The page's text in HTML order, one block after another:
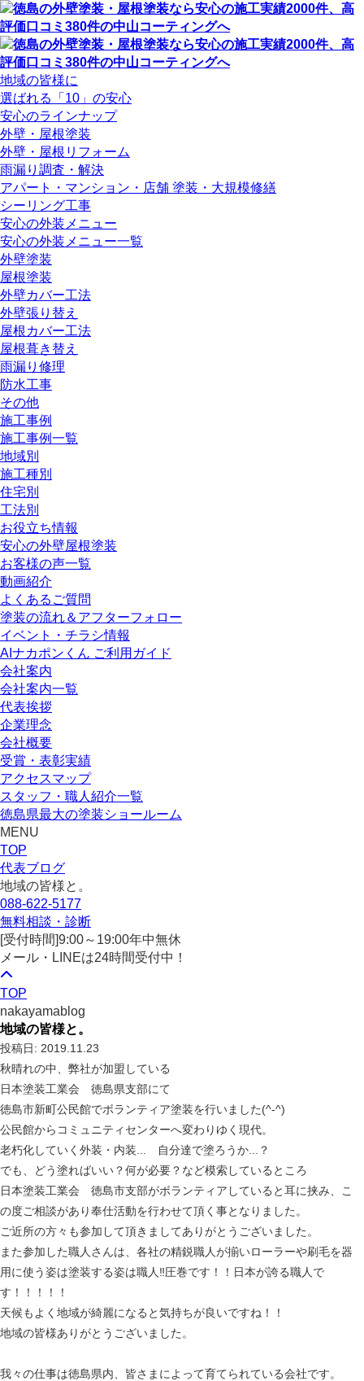
地域の皆様に
選ばれる「10」の安心
安心のラインナップ
外壁・屋根塗装
外壁・屋根リフォーム
雨漏り調査・解決
アパート・マンション・店舗 塗装・大規模修繕
シーリング工事
安心の外装メニュー
安心の外装メニュー一覧
外壁塗装
屋根塗装
外壁カバー工法
外壁張り替え
屋根カバー工法
屋根葺き替え
雨漏り修理
防水工事
その他
施工事例
施工事例一覧
地域別
施工種別
住宅別
工法別
お役立ち情報
安心の外壁屋根塗装
お客様の声一覧
動画紹介
よくあるご質問
塗装の流れ＆アフターフォロー
イベント・チラシ情報
AIナカポンくん ご利用ガイド
会社案内
会社案内一覧
代表挨拶
企業理念
会社概要
受賞・表彰実績
アクセスマップ
スタッフ・職人紹介一覧
徳島県最大の塗装ショールーム
MENU
TOP
代表ブログ
地域の皆様と。
088-622-5177
無料相談・診断
[受付時間]9:00～19:00年中無休
メール・LINEは24時間受付中！
TOP
nakayamablog
地域の皆様と。
投稿日: 2019.11.23
秋晴れの中、弊社が加盟している
日本塗装工業会 徳島県支部にて
徳島市新町公民館でボランティア塗装を行いました(^-^)
公民館からコミュニティセンターへ変わりゆく現代。
老朽化していく外装・内装... 自分達で塗ろうか...？
でも、どう塗ればいい？何が必要？など模索しているところ
日本塗装工業会 徳島市支部がボランティアしていると耳に挟み、こ
の度ご相談があり奉仕活動を行わせて頂く事となりました。
ご近所の方々も参加して頂きましてありがとうございました。
また参加した職人さんは、各社の精鋭職人が揃いローラーや刷毛を器
用に使う姿は塗装する姿は職人 ‼圧巻です！！ 日本が誇る職人で
す！！！！！
天候もよく地域が綺麗になると気持ちが良いですね！！
地域の皆様ありがとうございました。
我々の仕事は徳島県内、皆さまによって育てられている会社です。